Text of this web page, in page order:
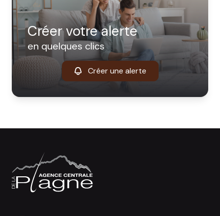
Créer votre alerte
en quelques clics
Créer une alerte